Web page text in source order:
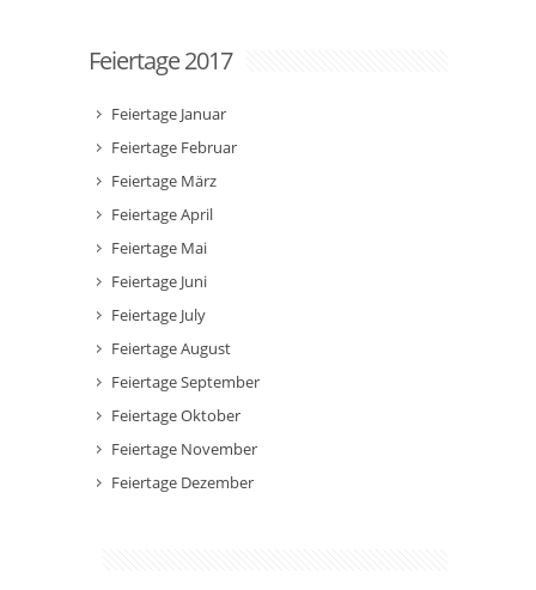
Feiertage 2017
Feiertage Januar
Feiertage Februar
Feiertage März
Feiertage April
Feiertage Mai
Feiertage Juni
Feiertage July
Feiertage August
Feiertage September
Feiertage Oktober
Feiertage November
Feiertage Dezember